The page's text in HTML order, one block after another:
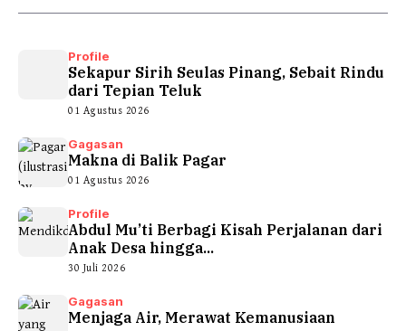
Profile
Sekapur Sirih Seulas Pinang, Sebait Rindu
dari Tepian Teluk
01 Agustus 2026
Gagasan
Makna di Balik Pagar
01 Agustus 2026
Profile
Abdul Mu’ti Berbagi Kisah Perjalanan dari
Anak Desa hingga...
30 Juli 2026
Gagasan
Menjaga Air, Merawat Kemanusiaan